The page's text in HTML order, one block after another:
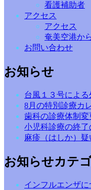
看護補助者
アクセス
アクセス
奄美空港か
お問い合わせ
お知らせ
台風１３号によ
8月の特別診療カ
歯科の診療体制
小児科診療の終了
麻疹（はしか）
お知らせカテ
インフルエンザに